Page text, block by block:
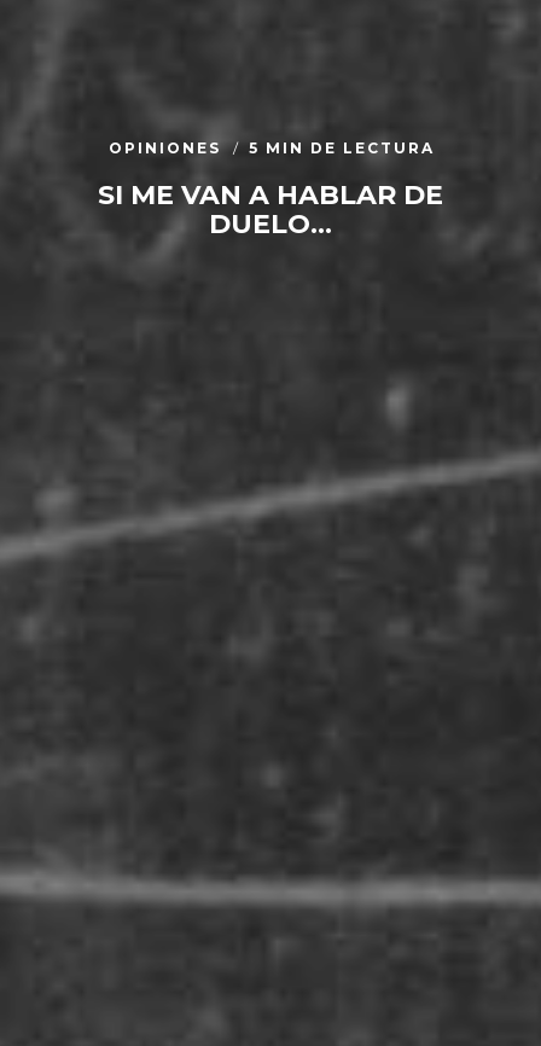
OPINIONES 5 MIN DE LECTURA
SI ME VAN A HABLAR DE
DUELO…